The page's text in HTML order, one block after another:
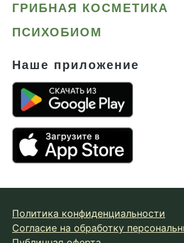
ГРИБНАЯ КОСМЕТИКА
ПСИХОБИОМ
Наше приложение
Политика конфиденциальности
Согласие на обработку